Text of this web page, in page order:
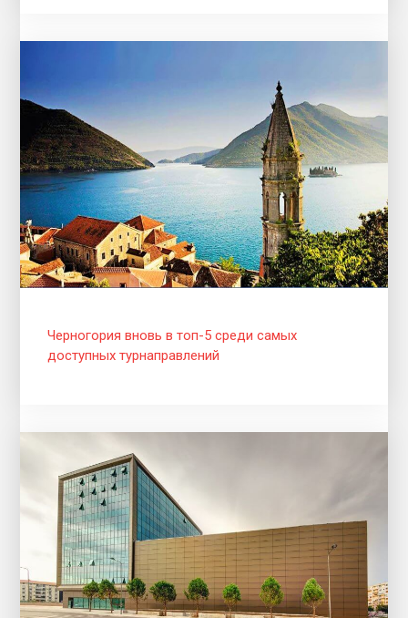
Черногория вновь в топ-5 среди самых
доступных турнаправлений